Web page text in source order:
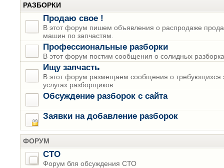
РАЗБОРКИ
Продаю свое !
В этот форум пишем объявления о распродаже
машин по запчастям.
Профессиональные разборки
В этот форум постим сообщения о солидных
Ищу запчасть
В этот форум размещаем сообщения о требующихся
услугах разборщиков.
Обсуждение разборок с сайта
Заявки на добавление разборок
ФОРУМ
СТО
Форум бля обсуждения СТО